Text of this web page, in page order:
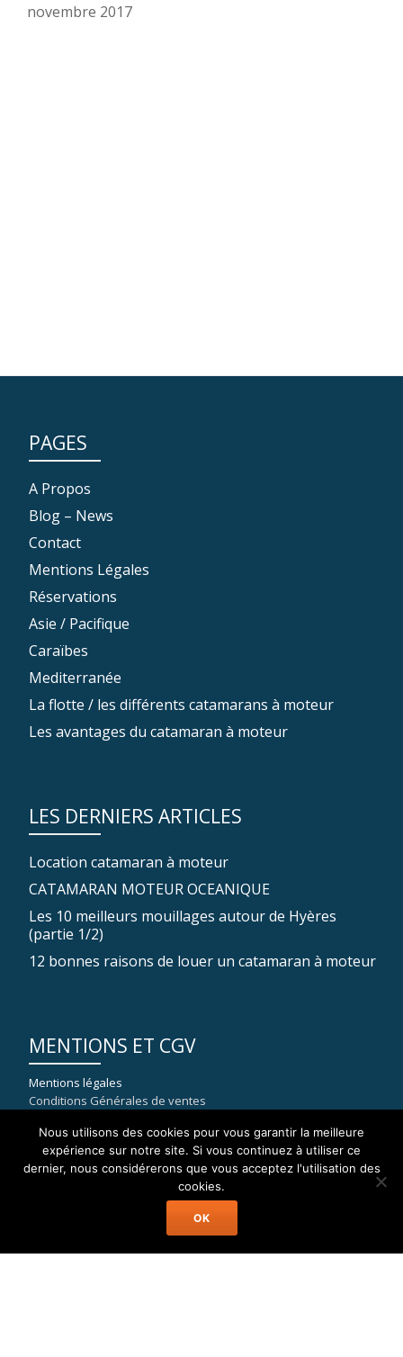
novembre 2017
PAGES
A Propos
Blog – News
Contact
Mentions Légales
Réservations
Asie / Pacifique
Caraïbes
Mediterranée
La flotte / les différents catamarans à moteur
Les avantages du catamaran à moteur
LES DERNIERS ARTICLES
Location catamaran à moteur
CATAMARAN MOTEUR OCEANIQUE
Les 10 meilleurs mouillages autour de Hyères
(partie 1/2)
12 bonnes raisons de louer un catamaran à moteur
MENTIONS ET CGV
Mentions légales
Conditions Générales de ventes
83400 HYERES
Nous utilisons des cookies pour vous garantir la meilleure
expérience sur notre site. Si vous continuez à utiliser ce
dernier, nous considérerons que vous acceptez l'utilisation des
cookies.
OK